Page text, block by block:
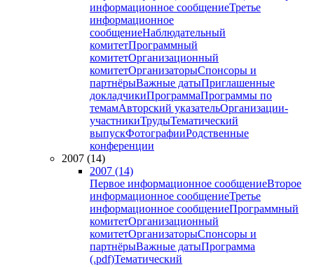
информационное сообщениеТретье
информационное
сообщениеНаблюдательный
комитетПрограммный
комитетОрганизационный
комитетОрганизаторыСпонсоры и
партнёрыВажные датыПриглашенные
докладчикиПрограммаПрограммы по
темамАвторский указательОрганизации-
участникиТрудыТематический
выпускФотографииРодственные
конференции
2007 (14)
2007 (14)
Первое информационное сообщениеВторое
информационное сообщениеТретье
информационное сообщениеПрограммный
комитетОрганизационный
комитетОрганизаторыСпонсоры и
партнёрыВажные датыПрограмма
(.pdf)Тематический